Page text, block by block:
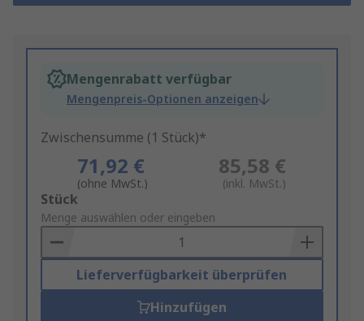
Mengenrabatt verfügbar
Mengenpreis-Optionen anzeigen
Zwischensumme (1 Stück)*
71,92 €
(ohne MwSt.)
85,58 €
(inkl. MwSt.)
Add
to
Basket
Stück
Menge auswählen oder eingeben
Lieferverfügbarkeit überprüfen
Hinzufügen